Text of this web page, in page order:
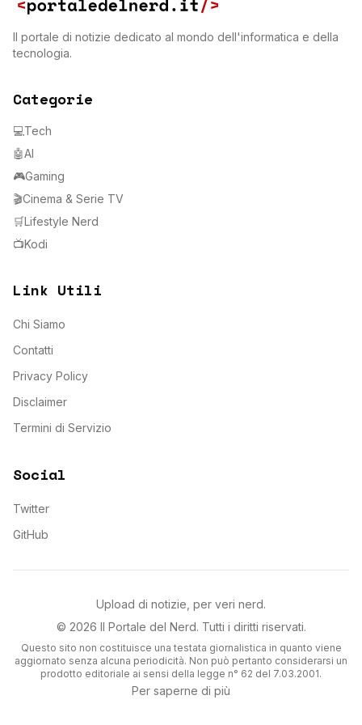
Il portale di notizie dedicato al mondo dell'informatica e della
tecnologia.
Categorie
💻Tech
🤖AI
🎮Gaming
🎬Cinema & Serie TV
🛒Lifestyle Nerd
📺Kodi
Link Utili
Chi Siamo
Contatti
Privacy Policy
Disclaimer
Termini di Servizio
Social
Twitter
GitHub
Upload di notizie, per veri nerd.
© 2026 Il Portale del Nerd. Tutti i diritti riservati.
Questo sito non costituisce una testata giornalistica in quanto viene
aggiornato senza alcuna periodicità. Non può pertanto considerarsi un
prodotto editoriale ai sensi della legge n° 62 del 7.03.2001.
Per saperne di più